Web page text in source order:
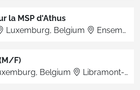
la MSP d'Athus
Luxemburg, Belgium Ensemble des sites Vivalia
F)
Belgium Libramont-Chevigny